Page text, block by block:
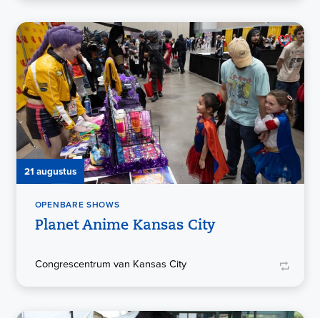
21 augustus
OPENBARE SHOWS
Planet Anime Kansas City
Congrescentrum van Kansas City